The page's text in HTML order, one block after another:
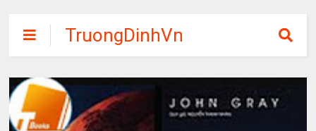
TruongDinhVn
Chia sẽ ebook,
các khóa học,
phần mềm học
tập miễn phí